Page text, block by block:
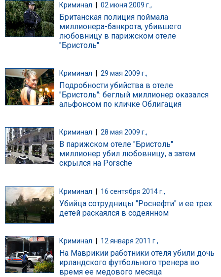
Криминал 02 июня 2009 г.,
Британская полиция поймала
миллионера-банкрота, убившего
любовницу в парижском отеле
"Бристоль"
Криминал 29 мая 2009 г.,
Подробности убийства в отеле
"Бристоль": беглый миллионер оказался
альфонсом по кличке Облигация
Криминал 28 мая 2009 г.,
В парижском отеле "Бристоль"
миллионер убил любовницу, а затем
скрылся на Porsche
Криминал | 16 сентября 2014 г.,
Убийца сотрудницы "Роснефти" и ее трех
детей раскаялся в содеянном
Криминал 12 января 2011 г.,
На Маврикии работники отеля убили дочь
ирландского футбольного тренера во
время ее медового месяца